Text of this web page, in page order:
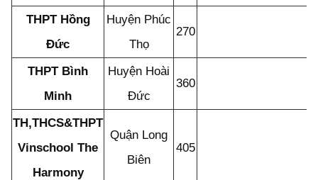
THPT Hồng
Đức
Huyện Phúc
Thọ
270
THPT Bình
Minh
Huyện Hoài
Đức
360
TH,THCS&THPT
Vinschool The
Harmony
Quận Long
Biên
405